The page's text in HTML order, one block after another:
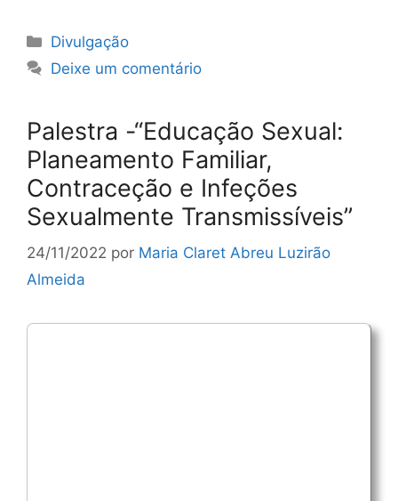
Categorias
Divulgação
Deixe um comentário
Palestra -“Educação Sexual:
Planeamento Familiar,
Contraceção e Infeções
Sexualmente Transmissíveis”
24/11/2022 por Maria Claret Abreu Luzirão
Almeida